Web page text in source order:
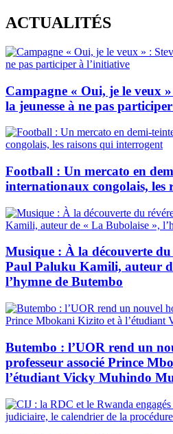
Skip
to
content
ACTUALITÉS
Campagne « Oui, je le veux
la jeunesse à ne pas
Football : Un mercato en
internationaux congolais, les
Musique : À la découverte
Paul Paluku Kamili, auteur
l’hymne de Butembo
Butembo : l’UOR rend un
professeur associé Prince
l’étudiant Vicky Muhindo